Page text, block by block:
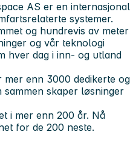
AS er en internasjonal
systemer.
og hundrevis av meter
og vår teknologi
hver dag i inn- og utland
enn 3000 dedikerte og
sammen skaper løsninger
i mer enn 200 år. Nå
for de 200 neste.